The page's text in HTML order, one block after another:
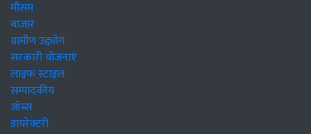
मौसम
बाजार
ग्रामीण उद्द्योग
सरकारी योजनाएं
लाइफ स्टाइल
सम्पादकीय
जॉब्स
डायरेक्टरी